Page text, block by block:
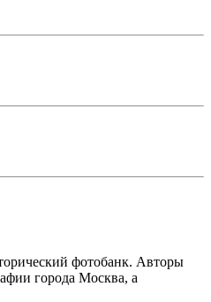
фотобанк. Авторы
города Москва, а